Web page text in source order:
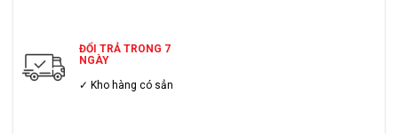
ĐỔI TRẢ TRONG 7
NGÀY
✓ Kho hàng có sẳn